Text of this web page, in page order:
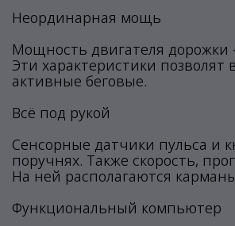
Неординарная мощь
Мощность двигателя дорожки
Эти характеристики
активные беговые.
Всё под рукой
Сенсорные датчики пульса и
поручнях. Также скорость,
На ней располагаются
Функциональный компьютер